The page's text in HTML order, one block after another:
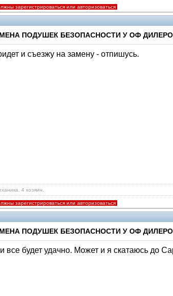
зарегистрироваться или авторизоваться
ПОДУШЕК БЕЗОПАСНОСТИ У ОФ
и съезжу на замену - отпишусь.
4 хозяин.
зарегистрироваться или авторизоваться
ПОДУШЕК БЕЗОПАСНОСТИ У ОФ
все будет удачно. Может и я скатаюсь до